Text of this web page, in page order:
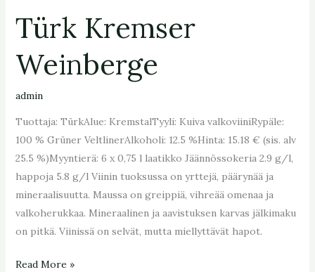
Türk Kremser
Weinberge
admin
Tuottaja: TürkAlue: KremstalTyyli: Kuiva valkoviiniRypäle:
100 % Grüner VeltlinerAlkoholi: 12.5 %Hinta: 15.18 € (sis. alv
25.5 %)Myyntierä: 6 x 0,75 l laatikko Jäännössokeria 2.9 g/l,
happoja 5.8 g/l Viinin tuoksussa on yrttejä, päärynää ja
mineraalisuutta. Maussa on greippiä, vihreää omenaa ja
valkoherukkaa. Mineraalinen ja aavistuksen karvas jälkimaku
on pitkä. Viinissä on selvät, mutta miellyttävät hapot.
Weinberge
Read More »